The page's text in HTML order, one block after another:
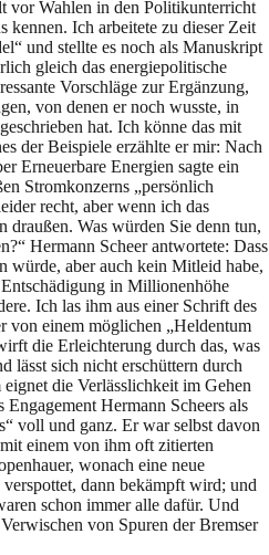
vor Wahlen in den Politikunterricht
kennen. Ich arbeitete zu dieser Zeit
und stellte es noch als Manuskript
gleich das energiepolitische
Vorschläge zur Ergänzung,
von denen er noch wusste, in
hat. Ich könne das mit
der Beispiele erzählte er mir: Nach
Erneuerbare Energien sagte ein
Stromkonzerns „persönlich
recht, aber wenn ich das
draußen. Was würden Sie denn tun,
Hermann Scheer antwortete: Dass
würde, aber auch kein Mitleid habe,
in Millionenhöhe
Ich las ihm aus einer Schrift des
von einem möglichen „Heldentum
die Erleichterung durch das, was
lässt sich nicht erschüttern durch
die Verlässlichkeit im Gehen
Hermann Scheers als
voll und ganz. Er war selbst davon
einem von ihm oft zitierten
wonach eine neue
dann bekämpft wird; und
schon immer alle dafür. Und
von Spuren der Bremser